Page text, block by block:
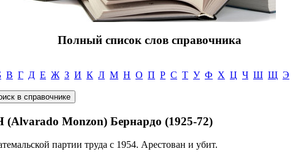
Полный список слов справочника
В Г Д Е Ж З И К Л М Н О П Р С Т У Ф Х Ц Ч Ш Щ Э
Monzon) Бернардо (1925-72)
партии труда с 1954. Арестован и убит.